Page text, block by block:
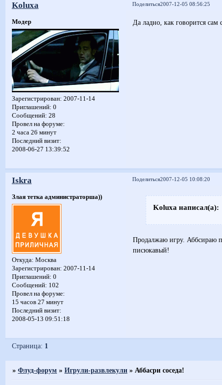
Поделиться2007-12-05 08:56:25
Koluxa
Модер
Зарегистрирован: 2007-11-14
Приглашений: 0
Сообщений: 28
Провел на форуме:
2 часа 26 минут
Последний визит:
2008-06-27 13:39:52
Да ладно, как говорится
Поделиться2007-12-05 10:08:20
Iskra
Злая тетка администраторша))
Откуда: Москва
Зарегистрирован: 2007-11-14
Приглашений: 0
Сообщений: 102
Провел на форуме:
15 часов 27 минут
Последний визит:
2008-05-13 09:51:18
Koluxa написал(а):
Продалжаю игру. Аббсираю
писюкавый!
Страница: 1
»Флуд-форум »Игрули-развлекули »Аббасри соседа!